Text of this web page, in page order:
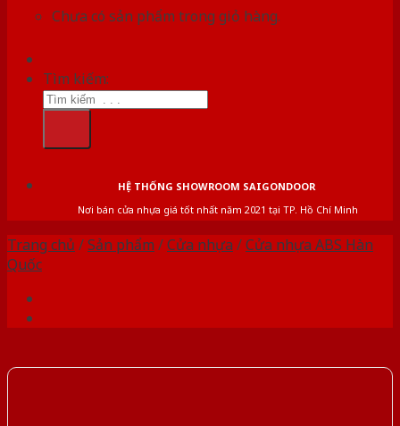
Chưa có sản phẩm trong giỏ hàng.
Tìm kiếm:
HỆ THỐNG SHOWROOM SAIGONDOOR
Nơi bán cửa nhựa giá tốt nhất năm 2021 tại TP. Hồ Chí Minh
Trang chủ /Sản phẩm /Cửa nhựa /Cửa nhựa ABS Hàn
Quốc